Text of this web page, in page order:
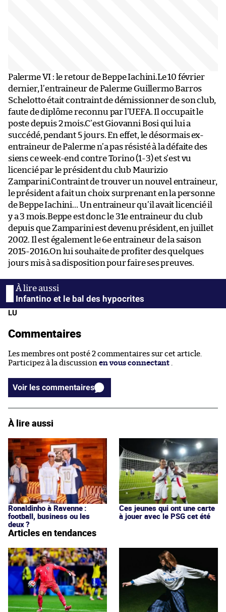
Palerme VI : le retour de Beppe Iachini.Le 10 février
dernier, l’entraineur de Palerme Guillermo Barros
Schelotto était contraint de démissionner de son club,
faute de diplôme reconnu par l’UEFA. Il occupait le
poste depuis 2 mois.C’est Giovanni Bosi qui lui a
succédé, pendant 5 jours. En effet, le désormais ex-
entraineur de Palerme n’a pas résisté à la défaite des
siens ce week-end contre Torino (1-3) et s’est vu
licencié par le président du club Maurizio
Zamparini.Contraint de trouver un nouvel entraineur,
le président a fait un choix surprenant en la personne
de Beppe Iachini… Un entraineur qu’il avait licencié il
y a 3 mois.Beppe est donc le 31e entraineur du club
depuis que Zamparini est devenu président, en juillet
2002. Il est également le 6e entraineur de la saison
2015-2016.On lui souhaite de profiter des quelques
jours mis à sa disposition pour faire ses preuves.
Infantino et le bal des hypocrites
LU
Commentaires
Les membres ont posté 2 commentaires sur cet article.
Participez à la discussion en vous connectant .
Voir les commentaires
À lire aussi
Ronaldinho à Ravenne :
football, business ou les
deux ?
Ces jeunes qui ont une carte
à jouer avec le PSG cet été
Articles en tendances